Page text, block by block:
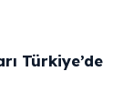
Türkiye’de